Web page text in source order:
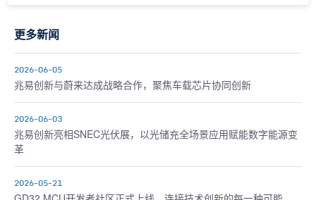
更多新闻
2026-06-05
兆易创新与蔚来达成战略合作，聚焦车载芯片协同创新
2026-06-03
兆易创新亮相SNEC光伏展，以光储充全场景应用赋能数字能源变
革
2026-05-21